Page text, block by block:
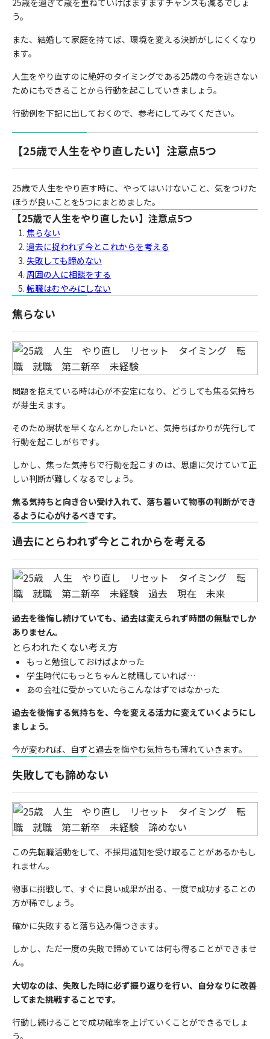
25歳を過ぎて歳を重ねていけばますますチャンスも減るでしょ
う。
また、結婚して家庭を持てば、環境を変える決断がしにくくなり
ます。
人生をやり直すのに絶好のタイミングである25歳の今を逃さない
ためにもできることから行動を起こしていきましょう。
行動例を下記に出しておくので、参考にしてみてください。
【25歳で人生をやり直したい】注意点5つ
25歳で人生をやり直す時に、やってはいけないこと、気をつけた
ほうが良いことを5つにまとめました。
【25歳で人生をやり直したい】注意点5つ
焦らない
過去に捉われず今とこれからを考える
失敗しても諦めない
周囲の人に相談をする
転職はむやみにしない
焦らない
問題を抱えている時は心が不安定になり、どうしても焦る気持ち
が芽生えます。
そのため現状を早くなんとかしたいと、気持ちばかりが先行して
行動を起こしがちです。
しかし、焦った気持ちで行動を起こすのは、思慮に欠けていて正
しい判断が難しくなるでしょう。
焦る気持ちと向き合い受け入れて、落ち着いて物事の判断ができ
るように心がけるべきです。
過去にとらわれず今とこれからを考える
過去を後悔し続けていても、過去は変えられず時間の無駄でしか
ありません。
とらわれたくない考え方
もっと勉強しておけばよかった
学生時代にもっとちゃんと就職していれば…
あの会社に受かっていたらこんなはずではなかった
過去を後悔する気持ちを、今を変える活力に変えていくようにし
ましょう。
今が変われば、自ずと過去を悔やむ気持ちも薄れていきます。
失敗しても諦めない
この先転職活動をして、不採用通知を受け取ることがあるかもし
れません。
物事に挑戦して、すぐに良い成果が出る、一度で成功することの
方が稀でしょう。
確かに失敗すると落ち込み傷つきます。
しかし、ただ一度の失敗で諦めていては何も得ることができませ
ん。
大切なのは、失敗した時に必ず振り返りを行い、自分なりに改善
してまた挑戦することです。
行動し続けることで成功確率を上げていくことができるでしょ
う。